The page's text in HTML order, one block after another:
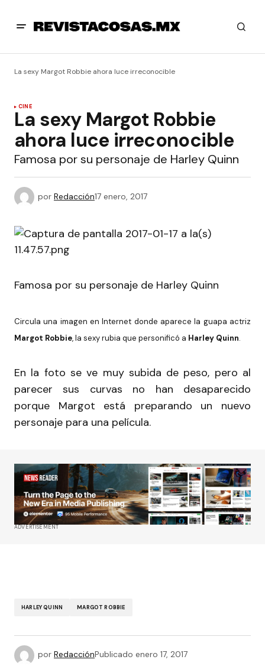
La sexy Margot Robbie ahora luce irreconocible
CINE
La sexy Margot Robbie
ahora luce irreconocible
Famosa por su personaje de Harley Quinn
por Redacción17 enero, 2017
Famosa por su personaje de Harley Quinn
Circula una imagen en Internet donde aparece la guapa actriz
Margot Robbie, la sexy rubia que personificó a Harley Quinn.
En la foto se ve muy subida de peso, pero al
parecer sus curvas no han desaparecido
porque Margot está preparando un nuevo
personaje para una película.
ADVERTISEMENT
HARLEY QUINN MARGOT ROBBIE
por RedacciónPublicado enero 17, 2017